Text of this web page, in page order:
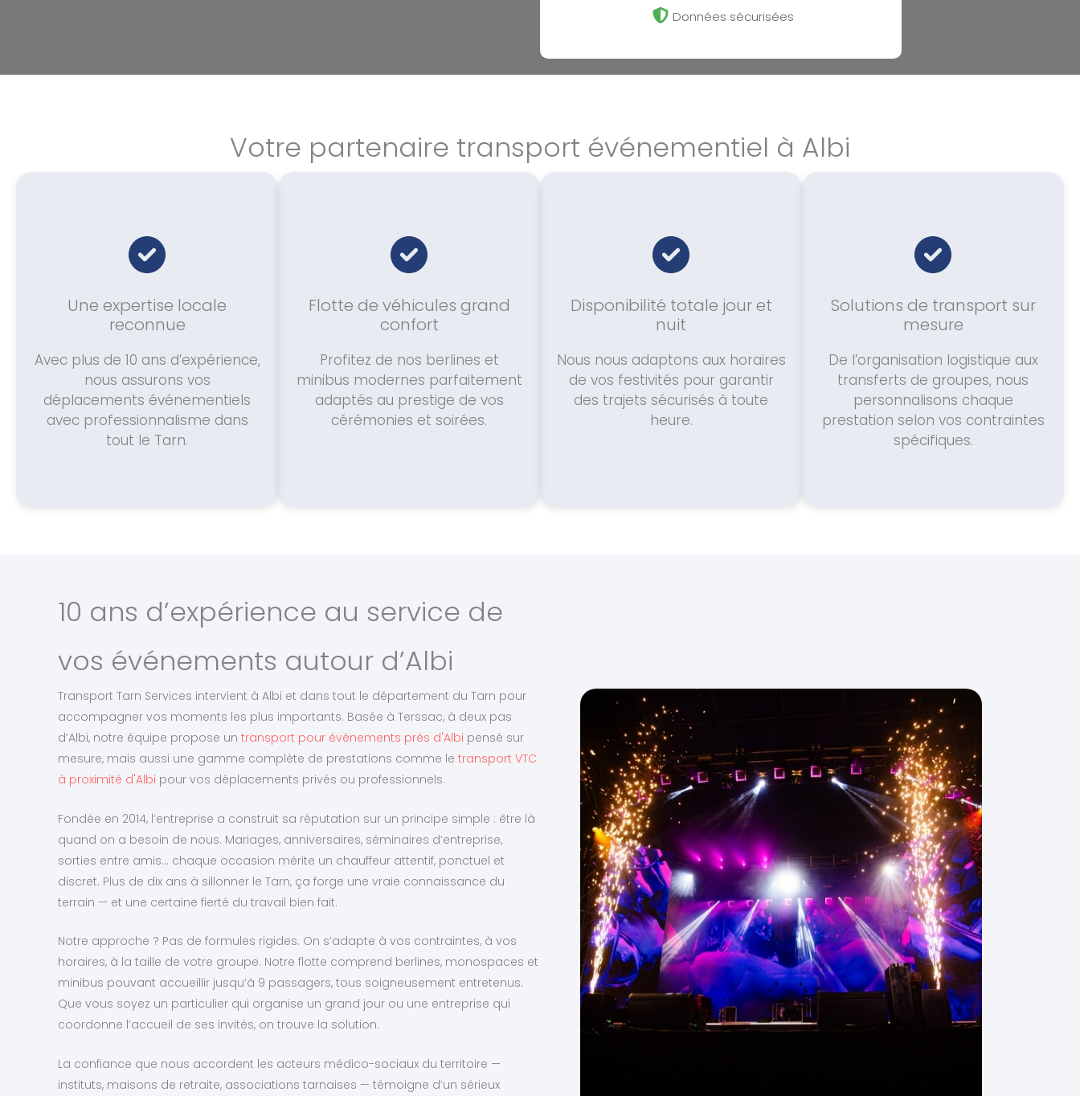
Données sécurisées
Votre partenaire transport événementiel à Albi
Une expertise locale
reconnue
Avec plus de 10 ans d’expérience,
nous assurons vos
déplacements événementiels
avec professionnalisme dans
tout le Tarn.
Flotte de véhicules grand
confort
Profitez de nos berlines et
minibus modernes parfaitement
adaptés au prestige de vos
cérémonies et soirées.
Disponibilité totale jour et
nuit
Nous nous adaptons aux horaires
de vos festivités pour garantir
des trajets sécurisés à toute
heure.
Solutions de transport sur
mesure
De l’organisation logistique aux
transferts de groupes, nous
personnalisons chaque
prestation selon vos contraintes
spécifiques.
10 ans d’expérience au service de
vos événements autour d’Albi
Transport Tarn Services intervient à Albi et dans tout le département du Tarn pour
accompagner vos moments les plus importants. Basée à Terssac, à deux pas
d’Albi, notre équipe propose un transport pour événements près d'Albi pensé sur
mesure, mais aussi une gamme complète de prestations comme le transport VTC
à proximité d'Albi pour vos déplacements privés ou professionnels.
Fondée en 2014, l’entreprise a construit sa réputation sur un principe simple : être là
quand on a besoin de nous. Mariages, anniversaires, séminaires d’entreprise,
sorties entre amis… chaque occasion mérite un chauffeur attentif, ponctuel et
discret. Plus de dix ans à sillonner le Tarn, ça forge une vraie connaissance du
terrain — et une certaine fierté du travail bien fait.
Notre approche ? Pas de formules rigides. On s’adapte à vos contraintes, à vos
horaires, à la taille de votre groupe. Notre flotte comprend berlines, monospaces et
minibus pouvant accueillir jusqu’à 9 passagers, tous soigneusement entretenus.
Que vous soyez un particulier qui organise un grand jour ou une entreprise qui
coordonne l’accueil de ses invités, on trouve la solution.
La confiance que nous accordent les acteurs médico-sociaux du territoire —
instituts, maisons de retraite, associations tarnaises — témoigne d’un sérieux